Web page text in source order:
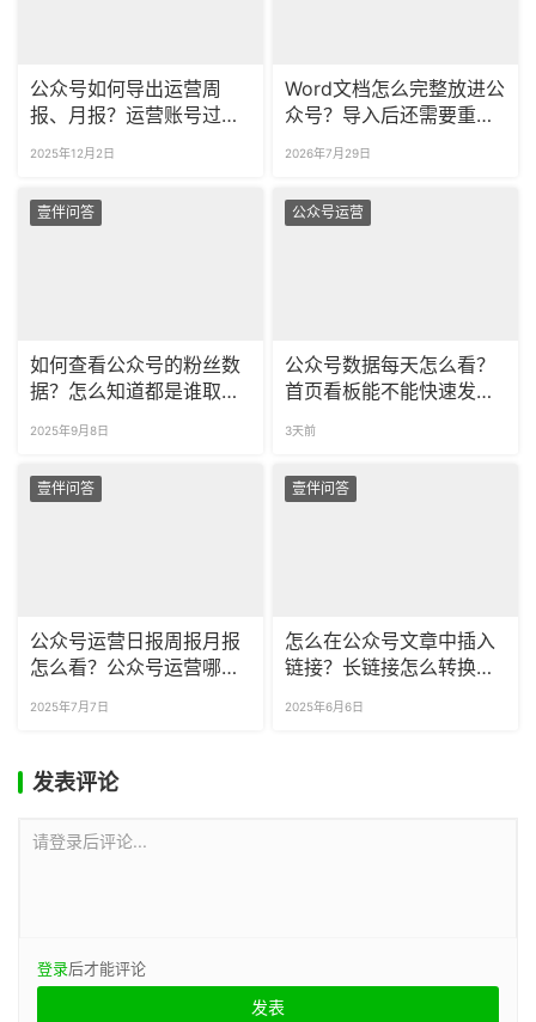
公众号如何导出运营周
报、月报？运营账号过程
2025年12月2日
Word文档怎么完整放进公
众号？导入后还需要重新
2026年7月29日
壹伴问答
如何查看公众号的粉丝数
据？怎么知道都是谁取关
2025年9月8日
公众号运营
公众号数据每天怎么看？
首页看板能不能快速发现
3天前
壹伴问答
公众号运营日报周报月报
怎么看？公众号运营哪些
2025年7月7日
壹伴问答
怎么在公众号文章中插入
链接？长链接怎么转换成
2025年6月6日
发表评论
请登录后评论...
登录后才能评论